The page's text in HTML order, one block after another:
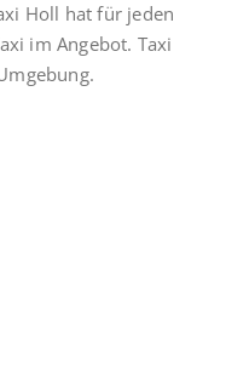
Holl hat für jeden
im Angebot. Taxi